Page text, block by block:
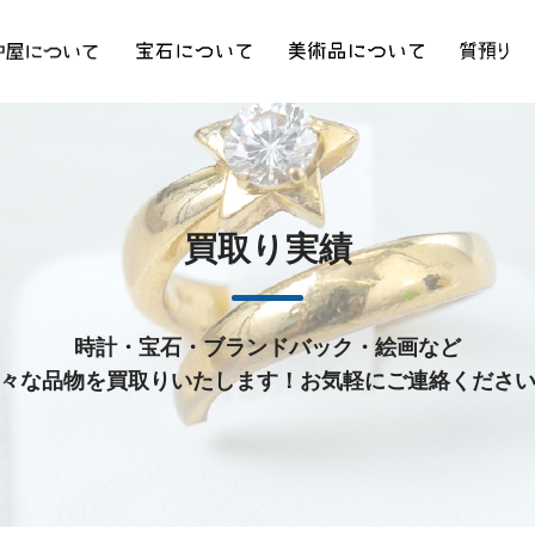
買取り実績
時計・宝石・ブランドバック・絵画など
な品物を買取りいたします！お気軽にご連絡くださ